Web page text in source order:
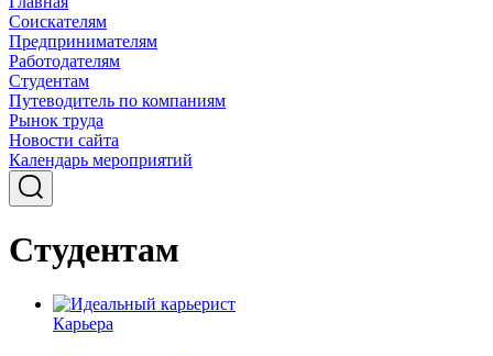
Соискателям
Предпринимателям
Работодателям
Студентам
Путеводитель по компаниям
Рынок труда
Новости сайта
Календарь мероприятий
Студентам
Карьера